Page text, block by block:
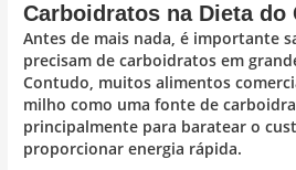
Carboidratos na Dieta do
Antes de mais nada, é importante
precisam de carboidratos em
Contudo, muitos alimentos
milho como uma fonte de
principalmente para baratear o
proporcionar energia rápida.